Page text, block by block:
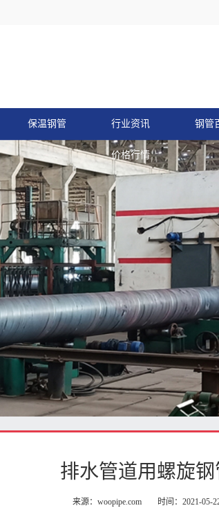
保温钢管 行业资讯
价格行情
钢管
排水管道用螺旋钢
来源：woopipe.com 时间：2021-05-